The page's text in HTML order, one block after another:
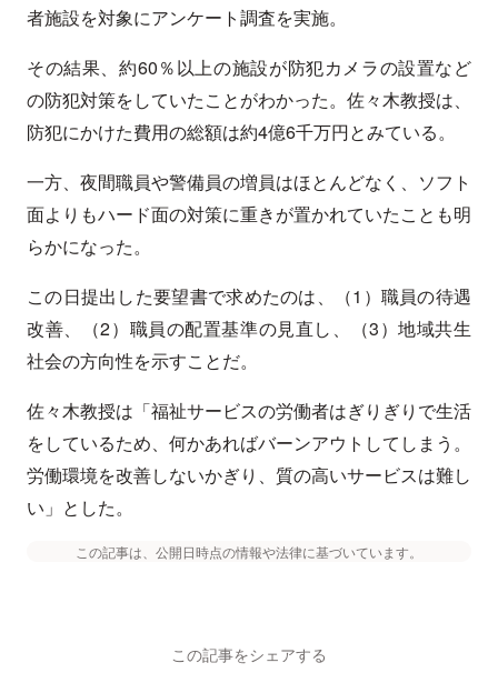
者施設を対象にアンケート調査を実施。
その結果、約60％以上の施設が防犯カメラの設置など
の防犯対策をしていたことがわかった。佐々木教授は、
防犯にかけた費用の総額は約4億6千万円とみている。
一方、夜間職員や警備員の増員はほとんどなく、ソフト
面よりもハード面の対策に重きが置かれていたことも明
らかになった。
この日提出した要望書で求めたのは、（1）職員の待遇
改善、（2）職員の配置基準の見直し、（3）地域共生
社会の方向性を示すことだ。
佐々木教授は「福祉サービスの労働者はぎりぎりで生活
をしているため、何かあればバーンアウトしてしまう。
労働環境を改善しないかぎり、質の高いサービスは難し
い」とした。
この記事は、公開日時点の情報や法律に基づいています。
この記事をシェアする